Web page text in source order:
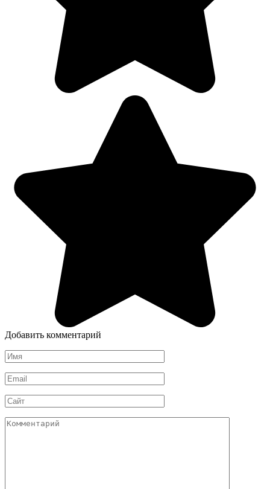
Добавить комментарий
Имя
*
Email
*
Сайт
Комментарий